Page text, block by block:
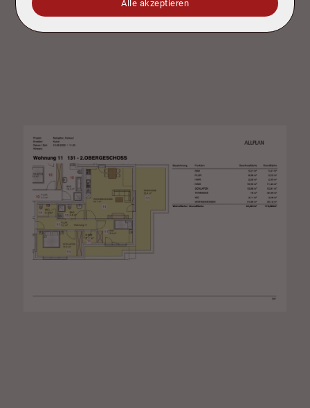
Alle akzeptieren